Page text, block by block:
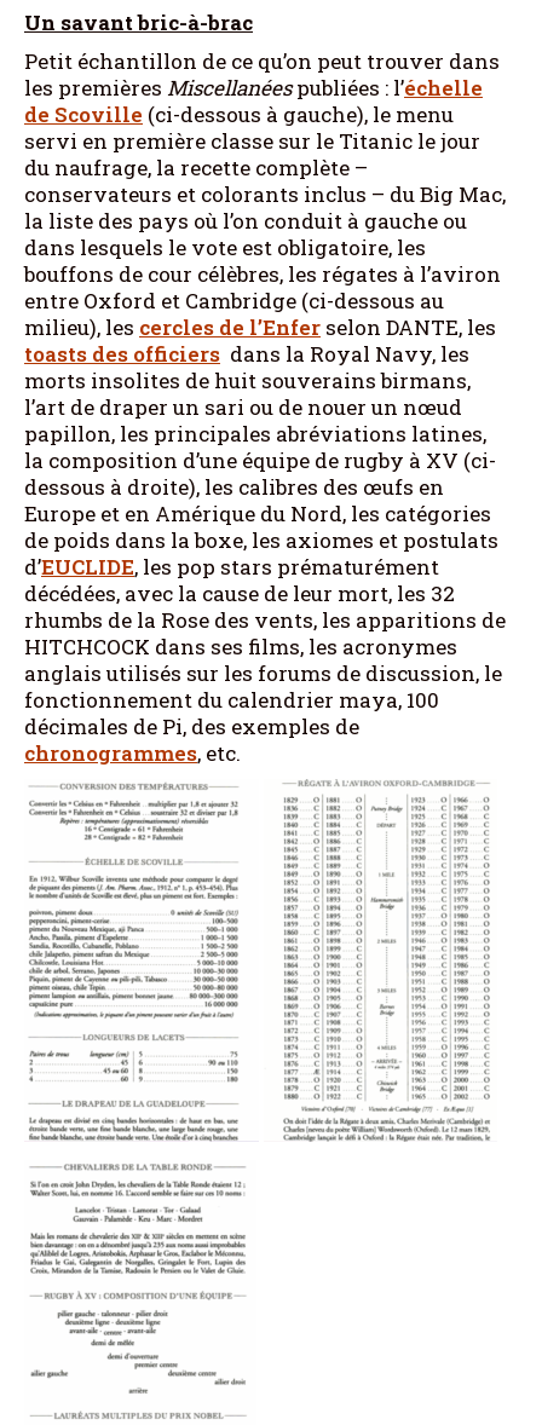
Un savant bric-à-brac
Petit échantillon de ce qu’on peut trouver dans
les premières Miscellanéespubliées : l’échelle
de Scoville (ci-dessous à gauche), le menu
servi en première classe sur le Titanic le jour
du naufrage, la recette complète –
conservateurs et colorants inclus – du Big Mac,
la liste des pays où l’on conduit à gauche ou
dans lesquels le vote est obligatoire, les
bouffons de cour célèbres, les régates à l’aviron
entre Oxford et Cambridge (ci-dessous au
milieu), les cercles de l’Enfer selon DANTE, les
toasts des officiers dans la Royal Navy, les
morts insolites de huit souverains birmans,
l’art de draper un sari ou de nouer un nœud
papillon, les principales abréviations latines,
la composition d’une équipe de rugby à XV (ci-
dessous à droite), les calibres des œufs en
Europe et en Amérique du Nord, les catégories
de poids dans la boxe, les axiomes et postulats
d’EUCLIDE, les pop stars prématurément
décédées, avec la cause de leur mort, les 32
rhumbs de la Rose des vents, les apparitions de
HITCHCOCK dans ses films, les acronymes
anglais utilisés sur les forums de discussion, le
fonctionnement du calendrier maya, 100
décimales de Pi, des exemples de
chronogrammes, etc.